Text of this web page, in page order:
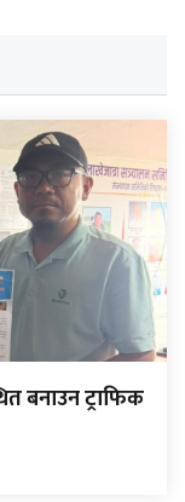
बनाउन ट्राफिक